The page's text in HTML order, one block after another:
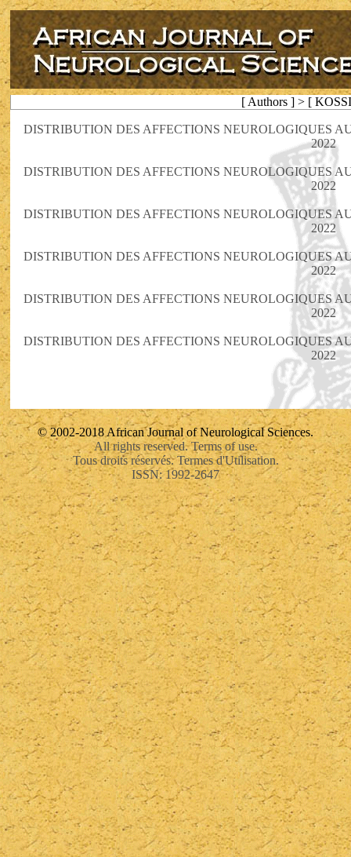
[ Authors ] > [
DISTRIBUTION DES AFFECTIONS NEUROLOGIQUES
2022
DISTRIBUTION DES AFFECTIONS NEUROLOGIQUES
2022
DISTRIBUTION DES AFFECTIONS NEUROLOGIQUES
2022
DISTRIBUTION DES AFFECTIONS NEUROLOGIQUES
2022
DISTRIBUTION DES AFFECTIONS NEUROLOGIQUES
2022
DISTRIBUTION DES AFFECTIONS NEUROLOGIQUES
2022
© 2002-2018 African Journal of Neurological Sciences.
All rights reserved. Terms of use.
Tous droits réservés. Termes d'Utilisation.
ISSN: 1992-2647